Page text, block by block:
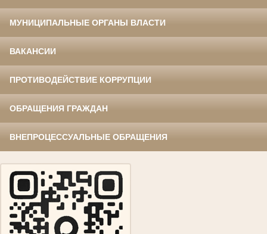
МУНИЦИПАЛЬНЫЕ ОРГАНЫ ВЛАСТИ
ВАКАНСИИ
ПРОТИВОДЕЙСТВИЕ КОРРУПЦИИ
ОБРАЩЕНИЯ ГРАЖДАН
ВНЕПРОЦЕССУАЛЬНЫЕ ОБРАЩЕНИЯ